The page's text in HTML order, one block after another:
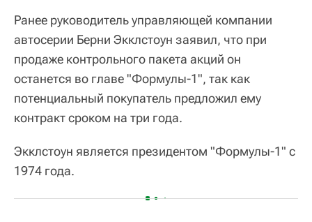
Ранее руководитель управляющей компании
автосерии Берни Экклстоун заявил, что при
продаже контрольного пакета акций он
останется во главе "Формулы-1", так как
потенциальный покупатель предложил ему
контракт сроком на три года.
Экклстоун является президентом "Формулы-1" с
1974 года.